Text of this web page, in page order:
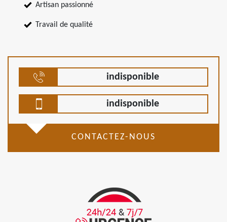
Artisan passionné
Travail de qualité
indisponible
indisponible
CONTACTEZ-NOUS